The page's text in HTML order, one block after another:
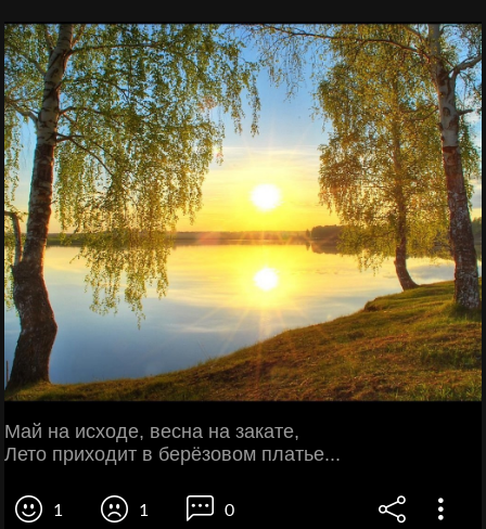
Май на исходе, весна на закате,
Лето приходит в берёзовом платье...
1 1 0